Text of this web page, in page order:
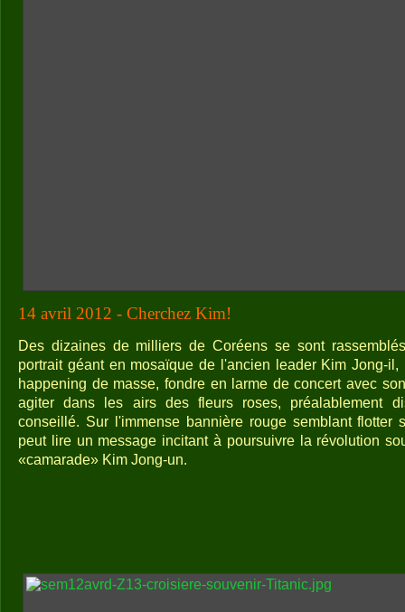
14 avril 2012 - Cherchez Kim!
Des dizaines de milliers de Coréens se sont
portrait géant en mosaïque de l'ancien leader Kim Jong-
happening de masse, fondre en larme de concert avec
agiter dans les airs des fleurs roses, préalablement
conseillé. Sur l'immense bannière rouge semblant flotter
peut lire un message incitant à poursuivre la révolution
«camarade» Kim Jong-un.